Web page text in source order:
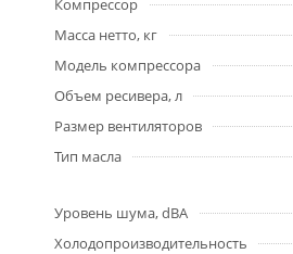
Компрессор
Масса нетто, кг
Модель компрессора
Объем ресивера, л
Размер вентиляторов
Тип масла
Уровень шума, dBA
Холодопроизводительность